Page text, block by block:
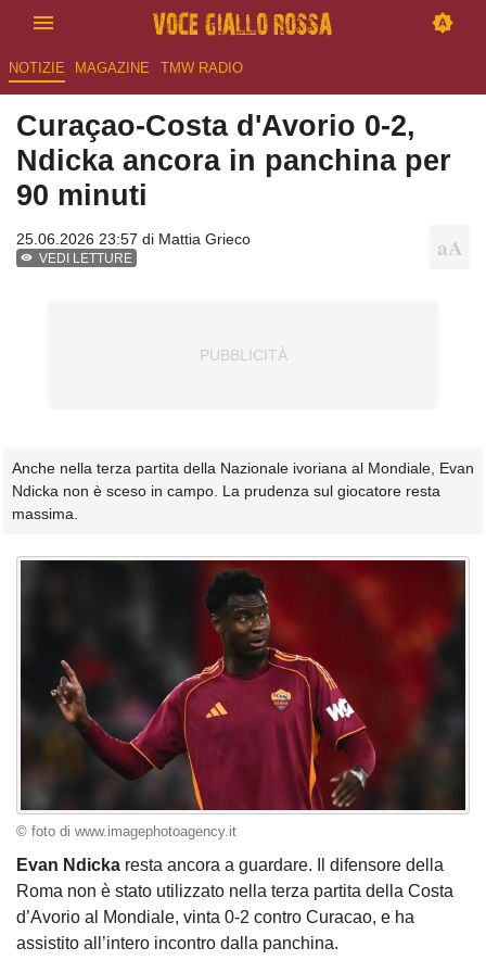
NOTIZIE MAGAZINE TMW RADIO
Curaçao-Costa d'Avorio 0-2,
Ndicka ancora in panchina per
90 minuti
25.06.2026 23:57 di Mattia Grieco
VEDI LETTURE
Anche nella terza partita della Nazionale ivoriana al Mondiale, Evan
Ndicka non è sceso in campo. La prudenza sul giocatore resta
massima.
© foto di www.imagephotoagency.it
Evan Ndicka resta ancora a guardare. Il difensore della
Roma non è stato utilizzato nella terza partita della Costa
d’Avorio al Mondiale, vinta 0-2 contro Curacao, e ha
assistito all’intero incontro dalla panchina.